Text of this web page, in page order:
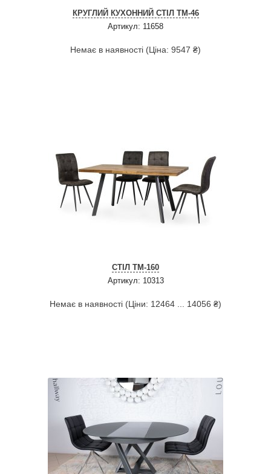
КРУГЛИЙ КУХОННИЙ СТІЛ TM-46
Артикул: 11658
Немає в наявності (Ціна: 9547 ₴)
СТІЛ ТМ-160
Артикул: 10313
Немає в наявності (Ціни: 12464 ... 14056 ₴)